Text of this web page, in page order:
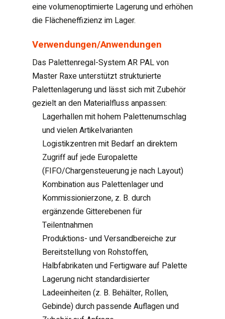
eine volumenoptimierte Lagerung und erhöhen
die Flächeneffizienz im Lager.
Verwendungen/Anwendungen
Das Palettenregal-System AR PAL von
Master Raxe unterstützt strukturierte
Palettenlagerung und lässt sich mit Zubehör
gezielt an den Materialfluss anpassen:
Lagerhallen mit hohem Palettenumschlag
und vielen Artikelvarianten
Logistikzentren mit Bedarf an direktem
Zugriff auf jede Europalette
(FIFO/Chargensteuerung je nach Layout)
Kombination aus Palettenlager und
Kommissionierzone, z. B. durch
ergänzende Gitterebenen für
Teilentnahmen
Produktions- und Versandbereiche zur
Bereitstellung von Rohstoffen,
Halbfabrikaten und Fertigware auf Palette
Lagerung nicht standardisierter
Ladeeinheiten (z. B. Behälter, Rollen,
Gebinde) durch passende Auflagen und